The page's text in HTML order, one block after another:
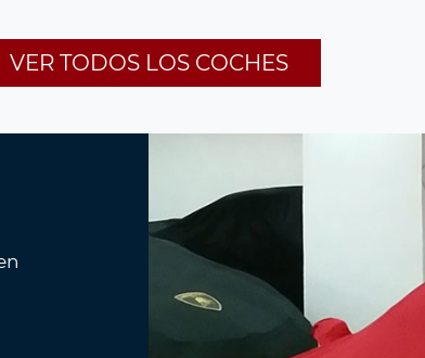
VER TODOS LOS COCHES